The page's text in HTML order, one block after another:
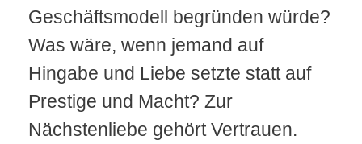
Geschäftsmodell begründen würde?
Was wäre, wenn jemand auf
Hingabe und Liebe setzte statt auf
Prestige und Macht? Zur
Nächstenliebe gehört Vertrauen.